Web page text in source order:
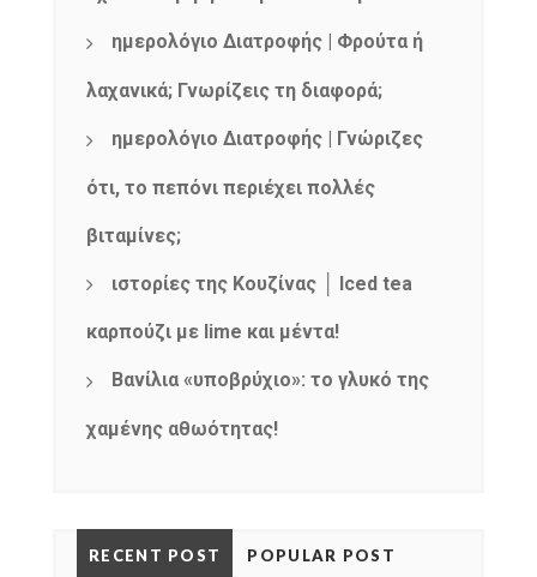
ημερολόγιο Διατροφής | Φρούτα ή
λαχανικά; Γνωρίζεις τη διαφορά;
ημερολόγιο Διατροφής | Γνώριζες
ότι, το πεπόνι περιέχει πολλές
βιταμίνες;
ιστορίες της Κουζίνας │ Iced tea
καρπούζι με lime και μέντα!
Βανίλια «υποβρύχιο»: το γλυκό της
χαμένης αθωότητας!
RECENT POST POPULAR POST